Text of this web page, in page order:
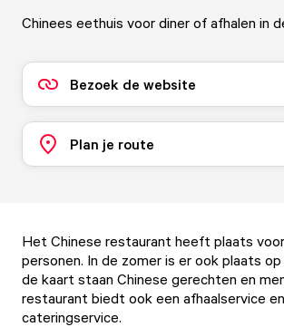
Chinees eethuis voor diner of afhalen in
Bezoek de website
Plan je route
Het Chinese restaurant heeft plaats
personen. In de zomer is er ook plaats
de kaart staan Chinese gerechten en
restaurant biedt ook een afhaalservice
cateringservice.